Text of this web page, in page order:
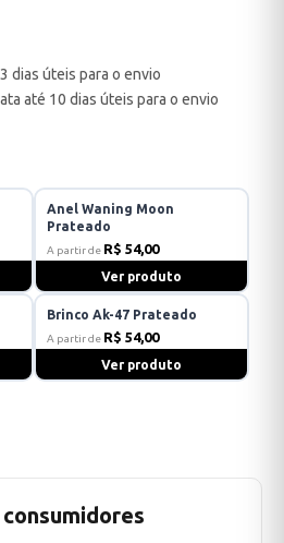
dias úteis para o envio
até 10 dias úteis para o envio
Anel Waning Moon
Prateado
A partir de R$ 54,00
Ver produto
Brinco Ak-47 Prateado
A partir de R$ 54,00
Ver produto